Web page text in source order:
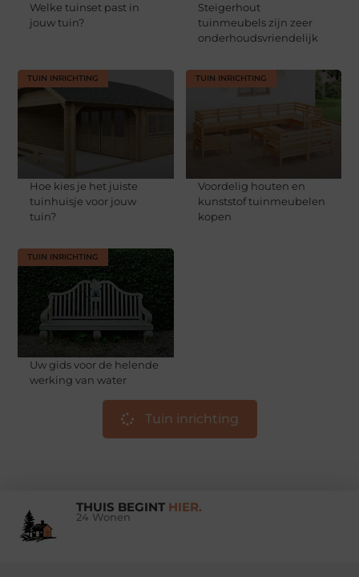
Welke tuinset past in
jouw tuin?
Steigerhout
tuinmeubels zijn zeer
onderhoudsvriendelijk
TUIN INRICHTING
Hoe kies je het juiste
tuinhuisje voor jouw
tuin?
TUIN INRICHTING
Voordelig houten en
kunststof tuinmeubelen
kopen
TUIN INRICHTING
Uw gids voor de helende
werking van water
Tuin inrichting
THUIS BEGINT HIER.
24 Wonen